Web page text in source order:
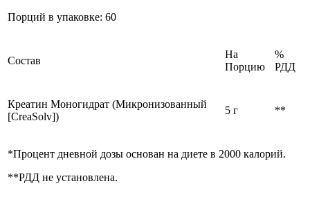
Порций в упаковке: 60
Состав
На
Порцию
%
РДД
Креатин Моногидрат (Микронизованный
[CreaSolv])
5 г **
*Процент дневной дозы основан на диете в 2000 калорий.
**РДД не установлена.